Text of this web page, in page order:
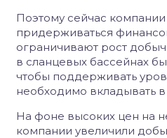
Поэтому сейчас компании
придерживаться
ограничивают рост
в сланцевых бассейнах
чтобы поддерживать
необходимо вкладывать
На фоне высоких цен на
компании увеличили